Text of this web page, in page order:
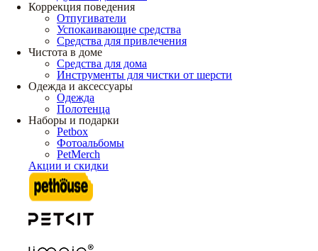
Коррекция поведения
Отпугиватели
Успокаивающие средства
Средства для привлечения
Чистота в доме
Средства для дома
Инструменты для чистки от шерсти
Одежда и аксессуары
Одежда
Полотенца
Наборы и подарки
Petbox
Фотоальбомы
PetMerch
Акции и скидки